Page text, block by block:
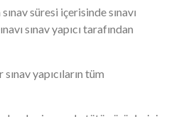
süresi içerisinde sınavı
sınav yapıcı tarafından
yapıcıların tüm